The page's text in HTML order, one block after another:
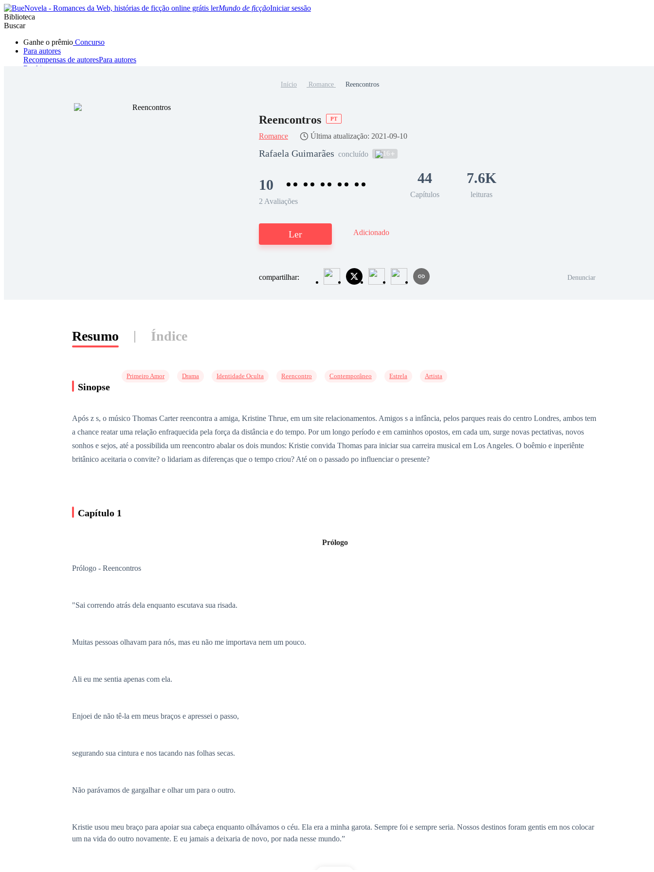
Mundo de ficçãoIniciar sessão
Biblioteca
Buscar
Ganhe o prêmio Concurso
Para autores
Recompensas de autoresPara autores
Ranking
Hombre lobo Sistema Fantasía
Início Romance Reencontros
Reencontros PT
Romance Última atualização: 2021-09-10
Rafaela Guimarães concluído 16
10
2 Avaliações
44
Capítulos
7.6K
leituras
Ler Adicionado
compartilhar: Denunciar
Resumo Índice
Sinopse
Primeiro Amor Drama Identidade Oculta Reencontro Contemporâneo Estrela Artista
Após z s, o músico Thomas Carter reencontra a amiga, Kristine Thrue, em um site relacionamentos. Amigos s a infância, pelos parques reais do centro Londres, ambos tem
a chance reatar uma relação enfraquecida pela força da distância e do tempo. Por um longo período e em caminhos opostos, em cada um, surge novas pectativas, novos
sonhos e sejos, até a possibilida um reencontro abalar os dois mundos: Kristie convida Thomas para iniciar sua carreira musical em Los Angeles. O boêmio e inperiênte
britânico aceitaria o convite? o lidariam as diferenças que o tempo criou? Até on o passado po influenciar o presente?
Capítulo 1
Prólogo
Prólogo - Reencontros
"Sai correndo atrás dela enquanto escutava sua risada.
Muitas pessoas olhavam para nós, mas eu não me importava nem um pouco.
Ali eu me sentia apenas com ela.
Enjoei de não tê-la em meus braços e apressei o passo,
segurando sua cintura e nos tacando nas folhas secas.
Não parávamos de gargalhar e olhar um para o outro.
Kristie usou meu braço para apoiar sua cabeça enquanto olhávamos o céu. Ela era a minha garota. Sempre foi e sempre seria. Nossos destinos foram gentis em nos colocar
um na vida do outro novamente. E eu jamais a deixaria de novo, por nada nesse mundo.”